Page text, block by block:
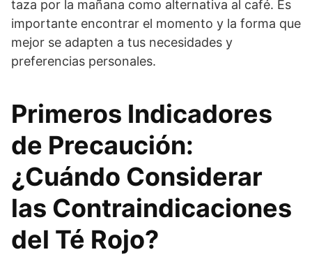
taza por la mañana como alternativa al café. Es
importante encontrar el momento y la forma que
mejor se adapten a tus necesidades y
preferencias personales.
Primeros Indicadores
de Precaución:
¿Cuándo Considerar
las Contraindicaciones
del Té Rojo?